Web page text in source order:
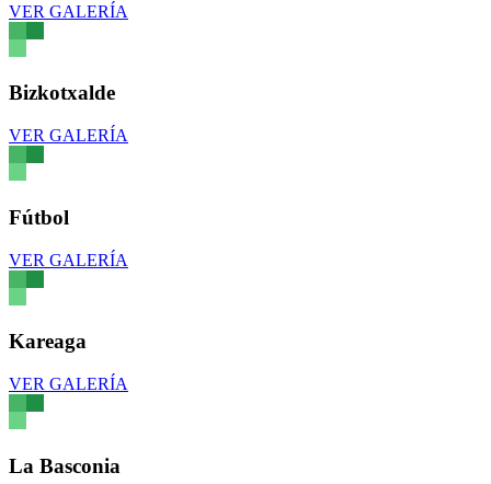
VER GALERÍA
Bizkotxalde
VER GALERÍA
Fútbol
VER GALERÍA
Kareaga
VER GALERÍA
La Basconia